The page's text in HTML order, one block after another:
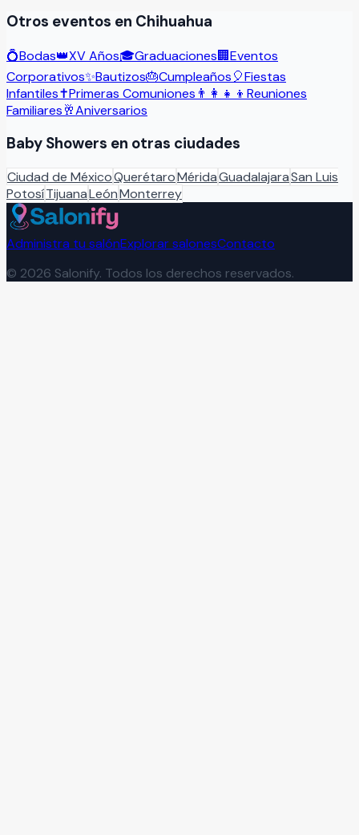
Otros eventos en Chihuahua
💍Bodas👑XV Años🎓Graduaciones🏢Eventos
Corporativos✨Bautizos🎂Cumpleaños🎈Fiestas
Infantiles✝️Primeras Comuniones 👨‍👩‍👧‍👦 Reuniones
Familiares🥂Aniversarios
Baby Showers en otras ciudades
Ciudad de MéxicoQuerétaroMéridaGuadalajaraSan Luis
PotosíTijuanaLeónMonterrey
Administra tu salónExplorar salonesContacto
© 2026 Salonify. Todos los derechos reservados.